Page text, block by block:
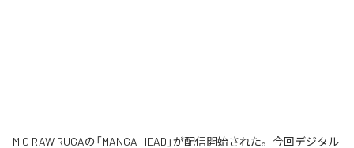
MIC RAW RUGAの「MANGA HEAD」が配信開始された。今回デジタル